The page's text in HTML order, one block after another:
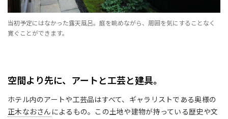
当初予定にはなかった露天風呂。庭を眺めながら、周囲を気にすることなく
寛ぐことができます。
空間より先に、アートと工芸と建具。
ホテル内のアートや工芸品はすべて、ギャラリストである奥様の
正木なおさん によるもの。この土地や建物が持っている歴史や文